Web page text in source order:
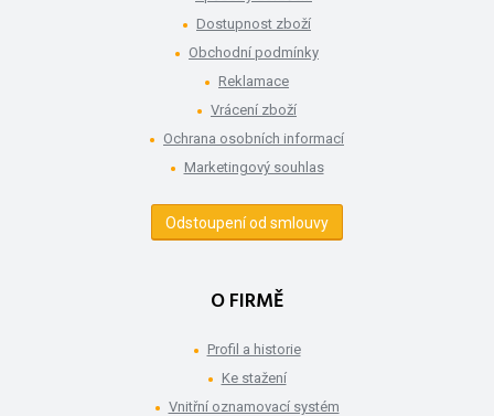
Dostupnost zboží
Obchodní podmínky
Reklamace
Vrácení zboží
Ochrana osobních informací
Marketingový souhlas
Odstoupení od smlouvy
O FIRMĚ
Profil a historie
Ke stažení
Vnitřní oznamovací systém